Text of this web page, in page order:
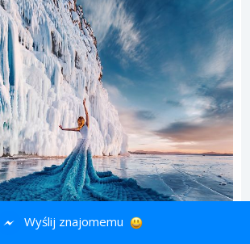
Wyślij znajomemu